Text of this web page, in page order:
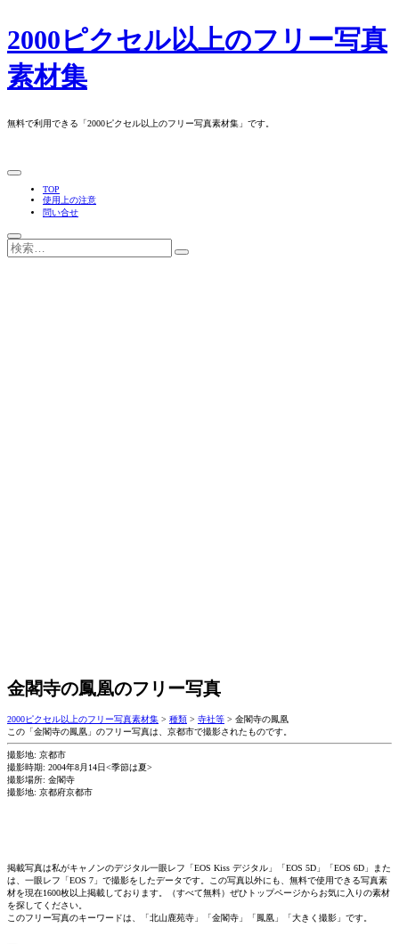
to
content
2000ピクセル以上のフリー写真
素材集
無料で利用できる「2000ピクセル以上のフリー写真素材集」です。
TOP
使用上の注意
問い合せ
金閣寺の鳳凰のフリー写真
2000ピクセル以上のフリー写真素材集 > 種類 > 寺社等 > 金閣寺の鳳凰
この「金閣寺の鳳凰」のフリー写真は、京都市で撮影されたものです。
撮影地: 京都市
撮影時期: 2004年8月14日<季節は夏>
撮影場所: 金閣寺
撮影地: 京都府京都市
掲載写真は私がキャノンのデジタル一眼レフ「EOS Kiss デジタル」「EOS 5D」「EOS 6D」また
は、一眼レフ「EOS 7」で撮影をしたデータです。この写真以外にも、無料で使用できる写真素
材を現在1600枚以上掲載しております。（すべて無料）ぜひトップページからお気に入りの素材
を探してください。
このフリー写真のキーワードは、「北山鹿苑寺」「金閣寺」「鳳凰」「大きく撮影」です。